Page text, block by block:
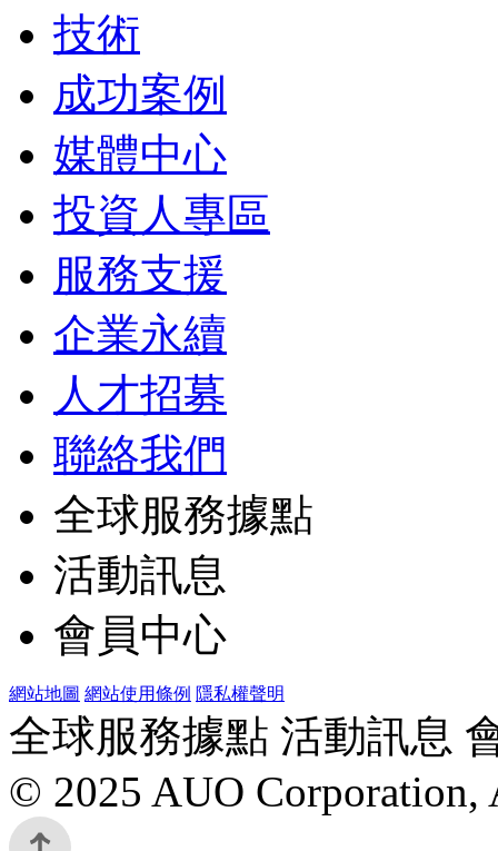
技術
成功案例
媒體中心
投資人專區
服務支援
企業永續
人才招募
聯絡我們
全球服務據點
活動訊息
會員中心
網站地圖 網站使用條例 隱私權聲明
全球服務據點 活動訊息
© 2025 AUO Corporation,